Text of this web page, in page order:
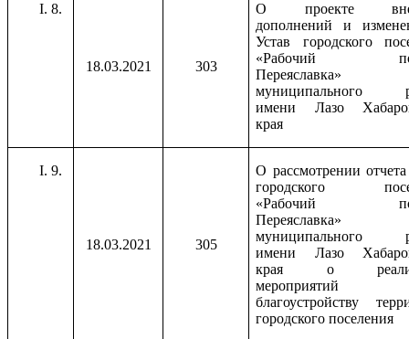
8.
18.03.2021 303
О проекте
дополнений и
Устав городского
«Рабочий
Переяславка»
муниципального
имени Лазо
края
9.
18.03.2021 305
О рассмотрении
городского
«Рабочий
Переяславка»
муниципального
имени Лазо
края о
благоустройству
городского поселения